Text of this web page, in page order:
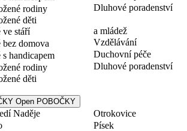
rodiny
děti
Dluhové poradenství
ve stáří
domova
handicapem
rodiny
děti
a mládež
Vzdělávání
Duchovní péče
Dluhové poradenství
Open POBOČKY
Naděje
Otrokovice
Písek